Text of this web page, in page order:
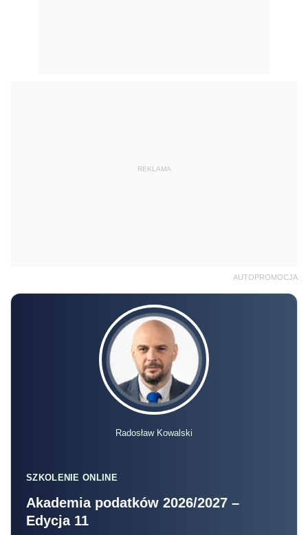
REKLAMA
AUTOPROMOCJA
Radosław Kowalski
SZKOLENIE ONLINE
Akademia podatków 2026/2027 –
Edycja 11